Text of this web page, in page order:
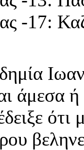
-17:
άμεσα
ότι